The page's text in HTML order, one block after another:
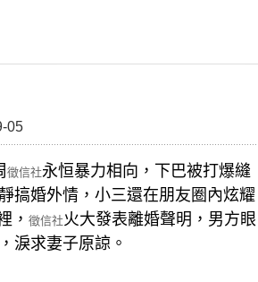
05
徵信社永恒暴力相向，下巴被打爆縫
搞婚外情，小三還在朋友圈內炫耀
， 徵信社火大發表離婚聲明，男方眼
淚求妻子原諒。